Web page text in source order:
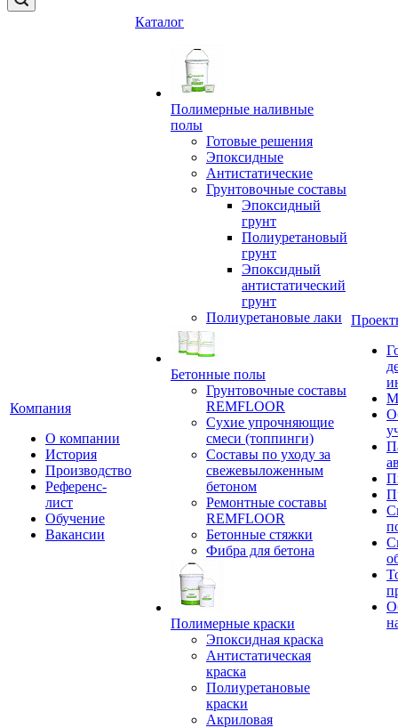
Компания
О компании
История
Производство
Референс-
лист
Обучение
Вакансии
Каталог
Полимерные наливные
полы
Готовые решения
Эпоксидные
Антистатические
Грунтовочные составы
Эпоксидный
грунт
Полиуретановый
грунт
Эпоксидный
антистатический
грунт
Полиуретановые лаки
Бетонные полы
Грунтовочные составы
REMFLOOR
Сухие упрочняющие
смеси (топпинги)
Составы по уходу за
свежевыложенным
бетоном
Ремонтные составы
REMFLOOR
Бетонные стяжки
Фибра для бетона
Полимерные краски
Эпоксидная краска
Антистатическая
краска
Полиуретановые
краски
Акриловая